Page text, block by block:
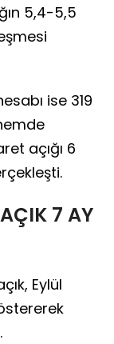
5,4-5,5
ise 319
açığı 6
7 AY
Eylül